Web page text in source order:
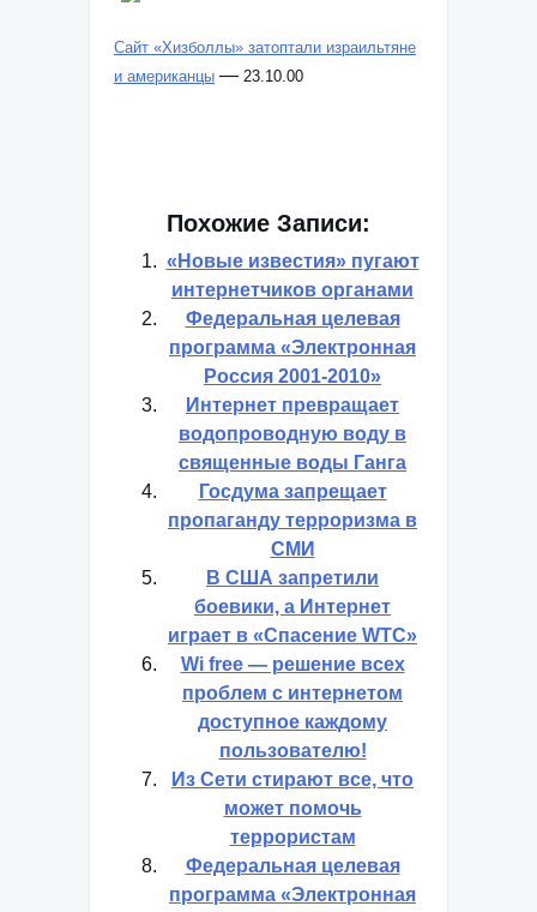
Сайт «Хизболлы» затоптали израильтяне
и американцы — 23.10.00
Похожие Записи:
«Новые известия» пугают
интернетчиков органами
Федеральная целевая
программа «Электронная
Россия 2001-2010»
Интернет превращает
водопроводную воду в
священные воды Ганга
Госдума запрещает
пропаганду терроризма в
СМИ
В США запретили
боевики, а Интернет
играет в «Спасение WTC»
Wi free — решение всех
проблем с интернетом
доступное каждому
пользователю!
Из Сети стирают все, что
может помочь
террористам
Федеральная целевая
программа «Электронная